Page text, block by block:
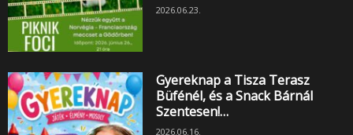
2026.06.23.
Gyereknap a Tisza Terasz
Büfénél, és a Snack Bárnál
Szentesen!…
2026.06.16.